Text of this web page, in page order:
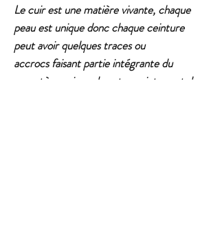
Le cuir est une matière vivante, chaque
peau est unique donc chaque ceinture
peut avoir quelques traces ou
accrocs faisant partie intégrante du
caractère unique de votre ceinture et de